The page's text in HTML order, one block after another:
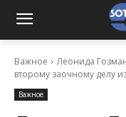
Важное
Леонида
второму заочному делу
Важное